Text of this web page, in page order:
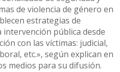
de violencia de género en
estrategias de
pública desde
con las víctimas: judicial,
etc.», según explican en
medios para su difusión.